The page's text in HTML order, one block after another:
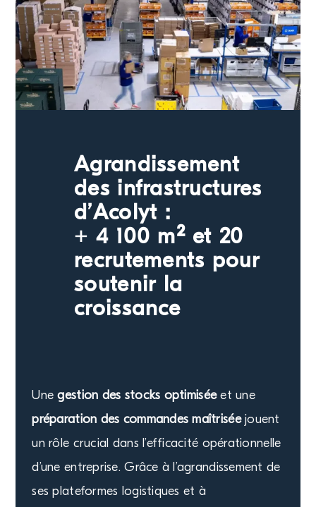
Rse
Actualités
Agrandissement
des infrastructures
d’Acolyt :
+ 4 100 m² et 20
recrutements pour
soutenir la
croissance
Unegestion des stocks optimiséeet une
préparation des commandes maîtriséejouent
un rôle crucial dans l’efficacité opérationnelle
d’une entreprise. Grâce à l’agrandissement de
ses plateformes logistiques et à